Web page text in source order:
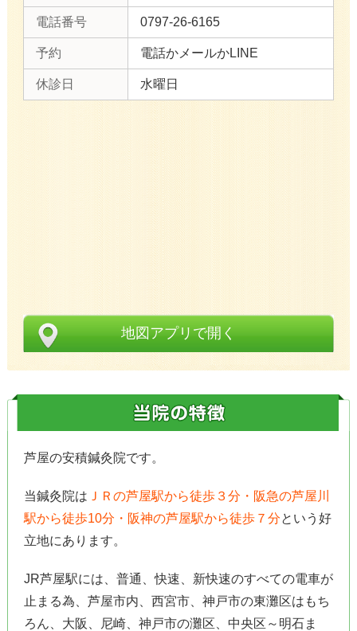
電話番号 0797-26-6165
予約 電話かメールかLINE
休診日 水曜日
地図アプリで開く
芦屋の安積鍼灸院です。
当鍼灸院は ＪＲの芦屋駅から徒歩３分・阪急の芦屋川
駅から徒歩10分・阪神の芦屋駅から徒歩７分という好
立地にあります。
JR芦屋駅には、普通、快速、新快速のすべての電車が
止まる為、芦屋市内、西宮市、神戸市の東灘区はもち
ろん、大阪、尼崎、神戸市の灘区、中央区～明石ま